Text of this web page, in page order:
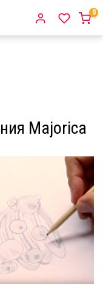
0
Majorica